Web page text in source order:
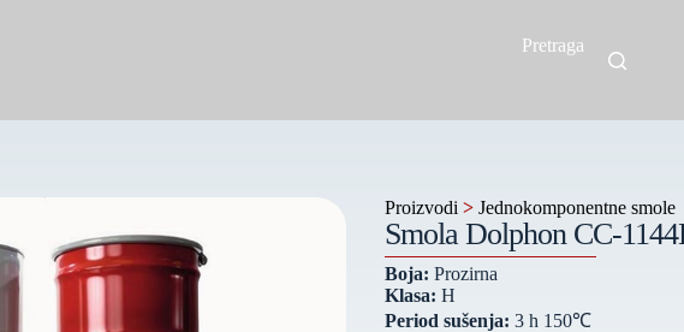
Pretraga
Proizvodi > Jednokomponentne smole
Smola Dolphon CC-
Boja: Prozirna
Klasa: H
Period sušenja: 3 h 150℃